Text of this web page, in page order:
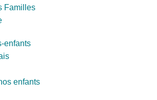
Familles
enfants
enfants